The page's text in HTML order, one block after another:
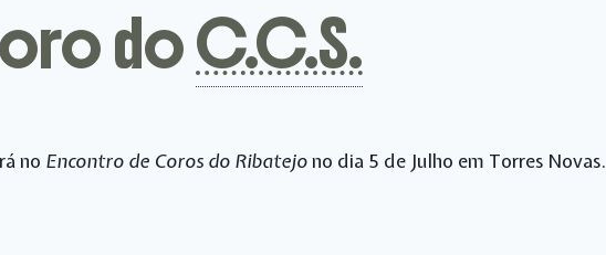
doC.C.S.
no Encontro de Coros do Ribatejono dia 5 de Julho em Torres Novas.